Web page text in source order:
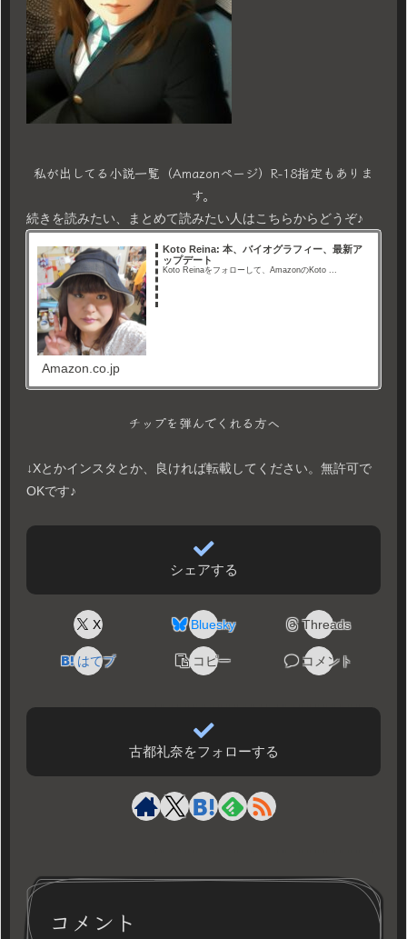
私が出してる小説一覧（Amazonページ）R-18指定もありま
す。
続きを読みたい、まとめて読みたい人はこちらからどうぞ♪
Koto Reina: 本、バイオグラフィー、最新ア
ップデート
Koto Reinaをフォローして、AmazonのKoto ...
Amazon.co.jp
チップを弾んでくれる方へ
↓Xとかインスタとか、良ければ転載してください。無許可で
OKです♪
シェアする
X Bluesky Threads
はてブ コピー コメント
古都礼奈をフォローする
コメント